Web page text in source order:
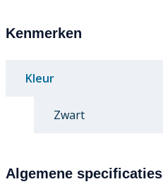
Kenmerken
Kleur
Zwart
Algemene specificaties